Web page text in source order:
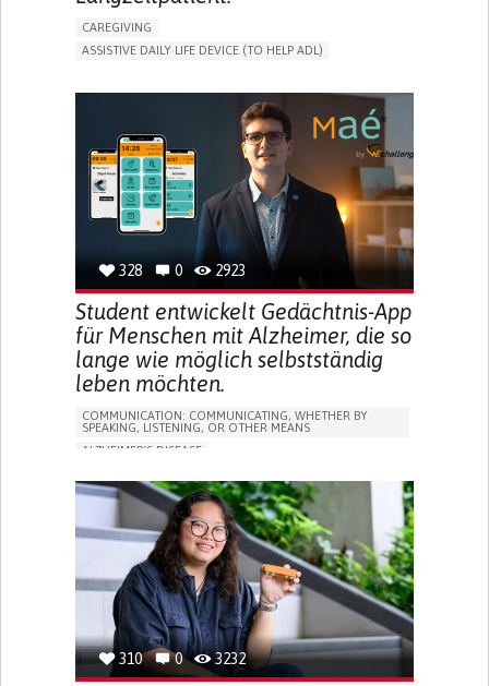
CAREGIVING
ASSISTIVE DAILY LIFE DEVICE (TO HELP ADL)
MAINTAINING BALANCE AND MOBILITY
PREVENTING (VACCINATION, PROTECTION, FALLS,
GENERAL AND FAMILY MEDICINE
CAREGIVER SUPPORT
UNITED STATES
328 0 2923
Student entwickelt Gedächtnis-App
für Menschen mit Alzheimer, die so
lange wie möglich selbstständig
leben möchten.
COMMUNICATION: COMMUNICATING, WHETHER BY
SPEAKING, LISTENING, OR OTHER MEANS
ALZHEIMER'S DISEASE
MEMORY LOSS
PROMOTING SELF-MANAGEMENT
MANAGING NEUROLOGICAL DISORDERS
CAREGIVING SUPPORT
GENERAL AND FAMILY MEDICINE
NEUROLOGY
FRANCE
310 0 3232